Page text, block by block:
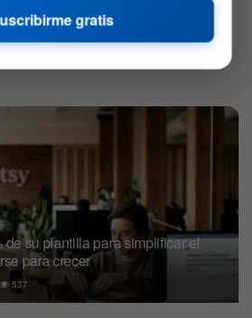
de su plantilla para simplificar el
para crecer
537
gratis